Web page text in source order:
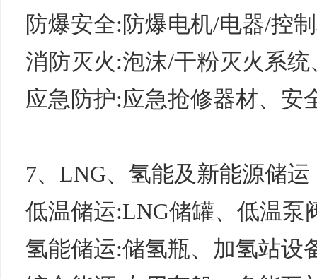
防爆安全:防爆电机/电器/控
消防灭火:泡沫/干粉灭火系
应急防护:应急抢修器材、安
7、LNG、氢能及新能源储运
低温储运:LNG储罐、低温泵
氢能储运:储氢瓶、加氢站设